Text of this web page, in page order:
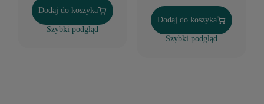
Dodaj do koszyka
Szybki podgląd
Dodaj do koszyka
Szybki podgląd